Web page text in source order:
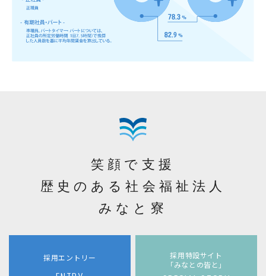
笑顔で支援
歴史のある社会福祉法人
みなと寮
採用エントリー
採用特設サイト
「みなとの皆と」